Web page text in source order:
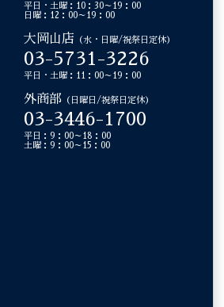
平日・土曜：10：30～19：00
日曜：12：00～19：00
大岡山店 （水・日曜/祝祭日定休）
03-5731-3226
平日・土曜：11：00～19：00
外商部 （日曜日/祝祭日定休）
03-3446-1700
平日：9：00～18：00
土曜：9：00～15：00